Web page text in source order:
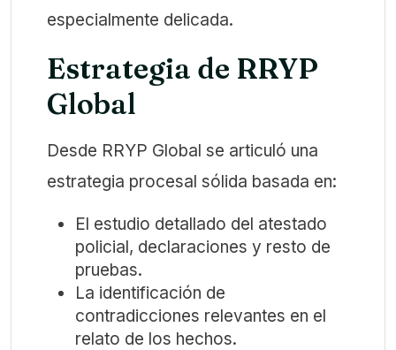
especialmente delicada.
Estrategia de RRYP
Global
Desde RRYP Global se articuló una
estrategia procesal sólida basada en:
El estudio detallado del atestado
policial, declaraciones y resto de
pruebas.
La identificación de
contradicciones relevantes en el
relato de los hechos.